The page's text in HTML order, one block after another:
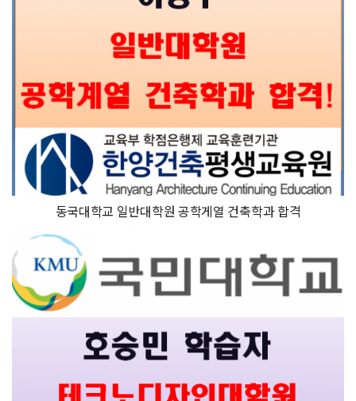
동국대학교 일반대학원 공학게열 건축학과 합격